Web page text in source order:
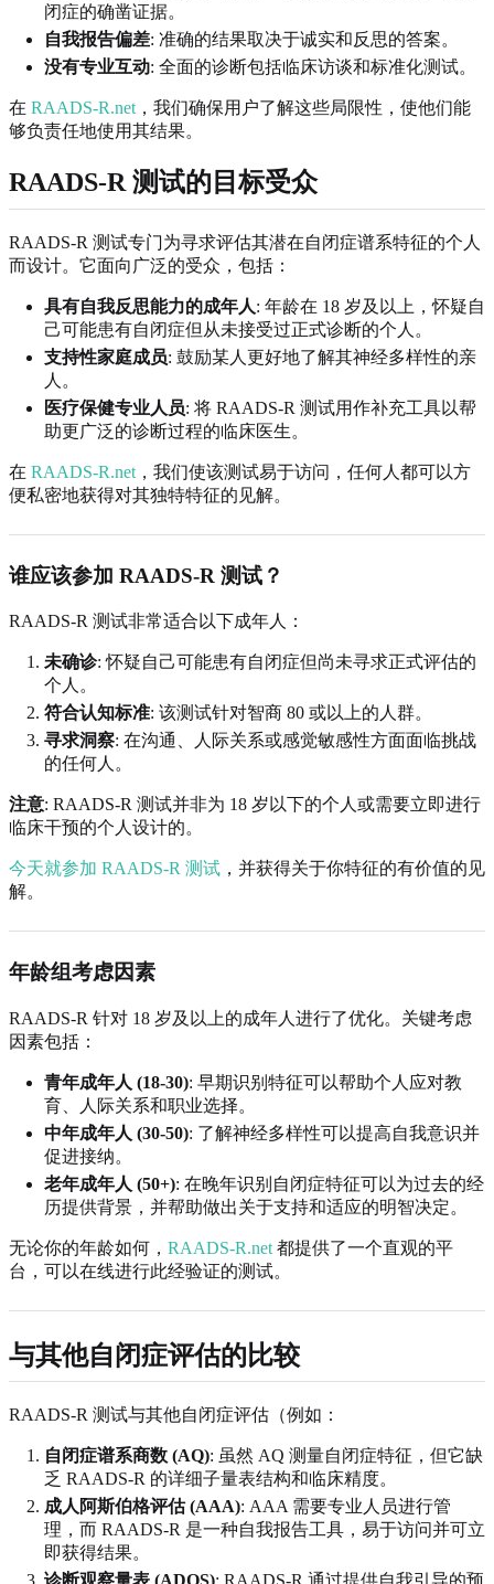
闭症的确凿证据。
自我报告偏差: 准确的结果取决于诚实和反思的答案。
没有专业互动: 全面的诊断包括临床访谈和标准化测试。
在 RAADS-R.net ，我们确保用户了解这些局限性，使他们能
够负责任地使用其结果。
RAADS-R 测试的目标受众
RAADS-R 测试专门为寻求评估其潜在自闭症谱系特征的个人
而设计。它面向广泛的受众，包括：
具有自我反思能力的成年人: 年龄在 18 岁及以上，怀疑自
己可能患有自闭症但从未接受过正式诊断的个人。
支持性家庭成员: 鼓励某人更好地了解其神经多样性的亲
人。
医疗保健专业人员: 将 RAADS-R 测试用作补充工具以帮
助更广泛的诊断过程的临床医生。
在 RAADS-R.net ，我们使该测试易于访问，任何人都可以方
便私密地获得对其独特特征的见解。
谁应该参加 RAADS-R 测试？
RAADS-R 测试非常适合以下成年人：
未确诊: 怀疑自己可能患有自闭症但尚未寻求正式评估的
个人。
符合认知标准: 该测试针对智商 80 或以上的人群。
寻求洞察: 在沟通、人际关系或感觉敏感性方面面临挑战
的任何人。
注意: RAADS-R 测试并非为 18 岁以下的个人或需要立即进行
临床干预的个人设计的。
今天就参加 RAADS-R 测试 ，并获得关于你特征的有价值的见
解。
年龄组考虑因素
RAADS-R 针对 18 岁及以上的成年人进行了优化。关键考虑
因素包括：
青年成年人 (18-30): 早期识别特征可以帮助个人应对教
育、人际关系和职业选择。
中年成年人 (30-50): 了解神经多样性可以提高自我意识并
促进接纳。
老年成年人 (50+): 在晚年识别自闭症特征可以为过去的经
历提供背景，并帮助做出关于支持和适应的明智决定。
无论你的年龄如何， RAADS-R.net 都提供了一个直观的平
台，可以在线进行此经验证的测试。
与其他自闭症评估的比较
RAADS-R 测试与其他自闭症评估（例如：
自闭症谱系商数 (AQ): 虽然 AQ 测量自闭症特征，但它缺
乏 RAADS-R 的详细子量表结构和临床精度。
成人阿斯伯格评估 (AAA): AAA 需要专业人员进行管
理，而 RAADS-R 是一种自我报告工具，易于访问并可立
即获得结果。
诊断观察量表 (ADOS): RAADS-R 通过提供自我引导的预